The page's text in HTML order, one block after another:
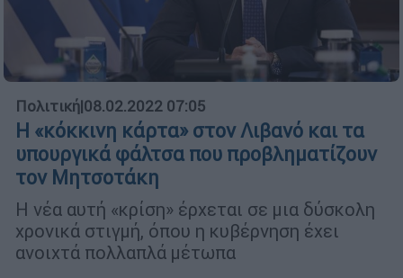
Πολιτική|08.02.2022 07:05
Η «κόκκινη κάρτα» στον Λιβανό και τα
υπουργικά φάλτσα που προβληματίζουν
τον Μητσοτάκη
Η νέα αυτή «κρίση» έρχεται σε μια δύσκολη
χρονικά στιγμή, όπου η κυβέρνηση έχει
ανοιχτά πολλαπλά μέτωπα